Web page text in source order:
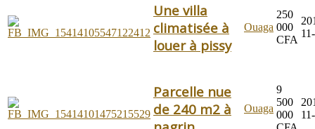
Une villa
climatisée à
louer à pissy
Ouaga
250
000
CFA
Parcelle nue
de 240 m2 à
Ouaga
9
500
000